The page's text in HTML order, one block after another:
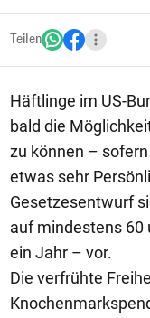
Teilen
Häftlinge im US-
bald die
zu können –
etwas sehr
Gesetzesentwurf
auf mindestens 60
ein Jahr – vor.
Die verfrühte